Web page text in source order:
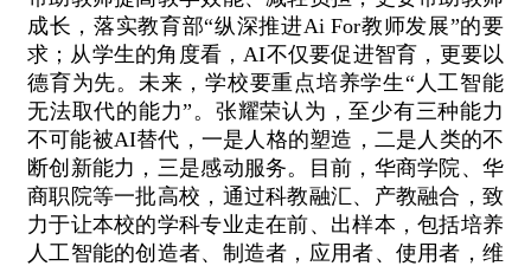
成长，落实教育部“纵深推进Ai For教师发展”的要
求；从学生的角度看，AI不仅要促进智育，更要以
德育为先。未来，学校要重点培养学生“人工智能
无法取代的能力”。张耀荣认为，至少有三种能力
不可能被AI替代，一是人格的塑造，二是人类的不
断创新能力，三是感动服务。目前，华商学院、华
商职院等一批高校，通过科教融汇、产教融合，致
力于让本校的学科专业走在前、出样本，包括培养
人工智能的创造者、制造者，应用者、使用者，维